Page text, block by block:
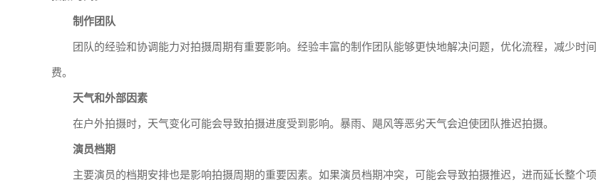
制作团队
团队的经验和协调能力对拍摄周期有重要影响。经验丰富的制作团队能够更快地解决问题，优化流程，减少时
费。
天气和外部因素
在户外拍摄时，天气变化可能会导致拍摄进度受到影响。暴雨、飓风等恶劣天气会迫使团队推迟拍摄。
演员档期
主要演员的档期安排也是影响拍摄周期的重要因素。如果演员档期冲突，可能会导致拍摄推迟，进而延长整个